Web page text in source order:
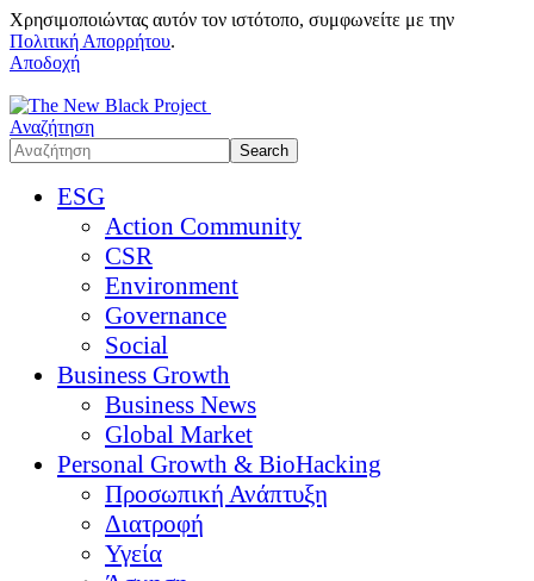
Χρησιμοποιώντας αυτόν τον ιστότοπο, συμφωνείτε με την
Πολιτική Απορρήτου.
Αποδοχή
Αναζήτηση
ESG
Action Community
CSR
Environment
Governance
Social
Business Growth
Business News
Global Market
Personal Growth & BioHacking
Προσωπική Ανάπτυξη
Διατροφή
Υγεία